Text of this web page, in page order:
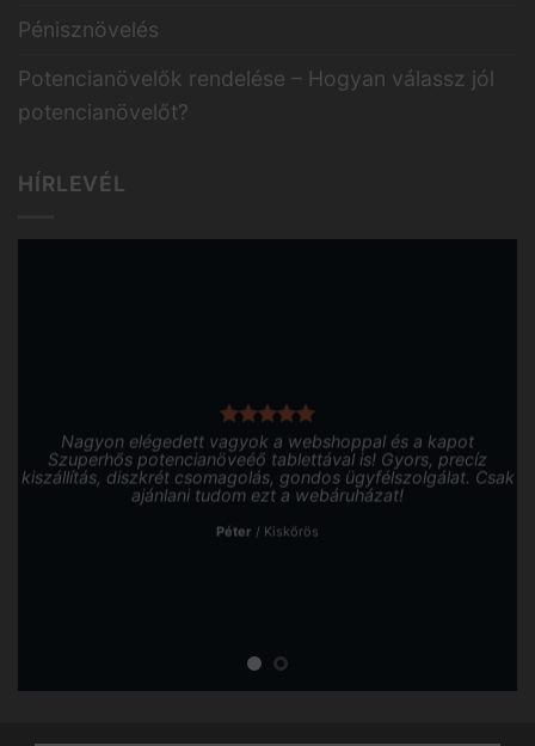
Pénisznövelés
Potencianövelők rendelése – Hogyan válassz jól
potencianövelőt?
HÍRLEVÉL
Nagyon elégedett vagyok a webshoppal és a kapot
Szuperhős potencianöveéő tablettával is! Gyors, precíz
kiszállítás, diszkrét csomagolás, gondos ügyfélszolgálat. Csak
ajánlani tudom ezt a webáruházat!
Péter / Kiskőrös